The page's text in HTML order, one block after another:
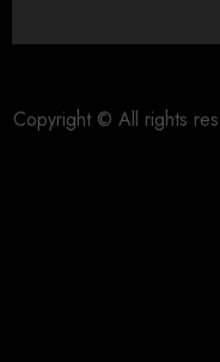
Copyright © All rights